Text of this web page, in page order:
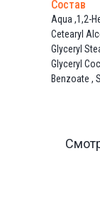
Состав
Aqua ,1,2-
Cetearyl
Glyceryl
Glyceryl
Benzoate ,